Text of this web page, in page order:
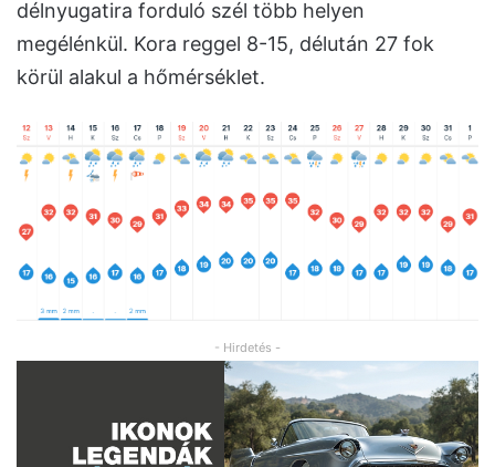
délnyugatira forduló szél több helyen
megélénkül. Kora reggel 8-15, délután 27 fok
körül alakul a hőmérséklet.
- Hirdetés -